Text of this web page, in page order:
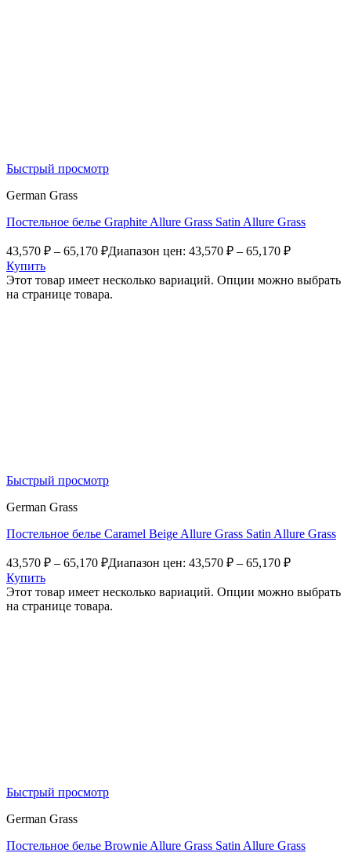
Быстрый просмотр
German Grass
Постельное белье Graphite Allure Grass Satin Allure Grass
43,570 ₽ – 65,170 ₽Диапазон цен: 43,570 ₽ – 65,170 ₽
Купить
Этот товар имеет несколько вариаций. Опции можно выбрать
на странице товара.
Быстрый просмотр
German Grass
Постельное белье Caramel Beige Allure Grass Satin Allure Grass
43,570 ₽ – 65,170 ₽Диапазон цен: 43,570 ₽ – 65,170 ₽
Купить
Этот товар имеет несколько вариаций. Опции можно выбрать
на странице товара.
Быстрый просмотр
German Grass
Постельное белье Brownie Allure Grass Satin Allure Grass